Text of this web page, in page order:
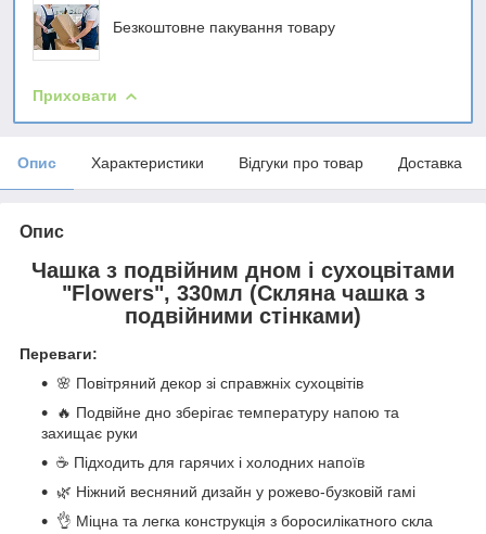
Безкоштовне пакування товару
Приховати
Опис Характеристики Відгуки про товар Доставка
Опис
Чашка з подвійним дном і сухоцвітами
"Flowers", 330мл (Скляна чашка з
подвійними стінками)
Переваги:
🌸 Повітряний декор зі справжніх сухоцвітів
🔥 Подвійне дно зберігає температуру напою та
захищає руки
☕ Підходить для гарячих і холодних напоїв
🌿 Ніжний весняний дизайн у рожево-бузковій гамі
👌 Міцна та легка конструкція з боросилікатного скла